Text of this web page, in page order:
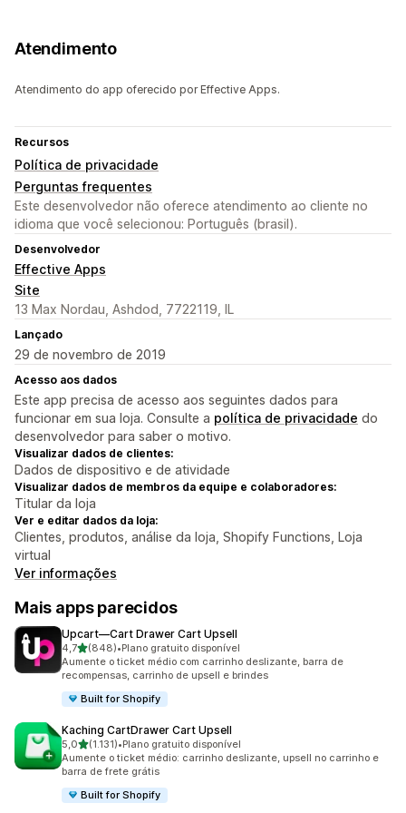
Atendimento
Atendimento do app oferecido por Effective Apps.
Recursos
Política de privacidade
Perguntas frequentes
Este desenvolvedor não oferece atendimento ao cliente no
idioma que você selecionou: Português (brasil).
Desenvolvedor
Effective Apps
Site
13 Max Nordau, Ashdod, 7722119, IL
Lançado
29 de novembro de 2019
Acesso aos dados
Este app precisa de acesso aos seguintes dados para
funcionar em sua loja. Consulte a política de privacidade do
desenvolvedor para saber o motivo.
Visualizar dados de clientes:
Dados de dispositivo e de atividade
Visualizar dados de membros da equipe e colaboradores:
Titular da loja
Ver e editar dados da loja:
Clientes, produtos, análise da loja, Shopify Functions, Loja
virtual
Ver informações
Mais apps parecidos
Upcart—Cart Drawer Cart Upsell
4,7de 5 estrelas
(848)
848 avaliações ao todo
•Plano gratuito disponível
Aumente o ticket médio com carrinho deslizante, barra de
recompensas, carrinho de upsell e brindes
Built for Shopify
Kaching CartDrawer Cart Upsell
5,0de 5 estrelas
(1.131)
1131 avaliações ao todo
•Plano gratuito disponível
Aumente o ticket médio: carrinho deslizante, upsell no carrinho e
barra de frete grátis
Built for Shopify